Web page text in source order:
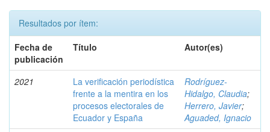
Resultados por ítem:
Fecha de
publicación
Título Autor(es)
2021
La verificación periodística
frente a la mentira en los
procesos electorales de
Ecuador y España
Rodríguez-
Hidalgo, Claudia;
Herrero, Javier;
Aguaded, Ignacio